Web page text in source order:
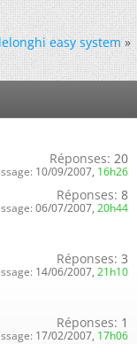
easy system »
Réponses: 20
10/09/2007, 16h26
Réponses: 8
06/07/2007, 20h44
Réponses: 3
14/06/2007, 21h10
Réponses: 1
17/02/2007, 17h06